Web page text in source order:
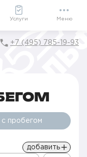
Подарки внутри
+7 (495) 785-19-93
с пробегом
добавить
Услуги Меню